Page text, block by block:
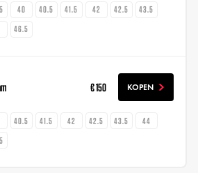
40 40.5 41.5 42 42.5
43.5
46.5
€ 150 KOPEN
40.5 41.5 42 42.5 43.5
44